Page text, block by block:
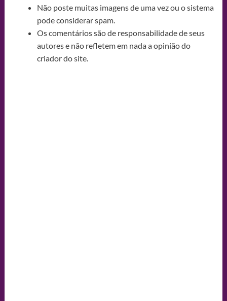
Não poste muitas imagens de uma vez ou o sistema
pode considerar spam.
Os comentários são de responsabilidade de seus
autores e não refletem em nada a opinião do
criador do site.